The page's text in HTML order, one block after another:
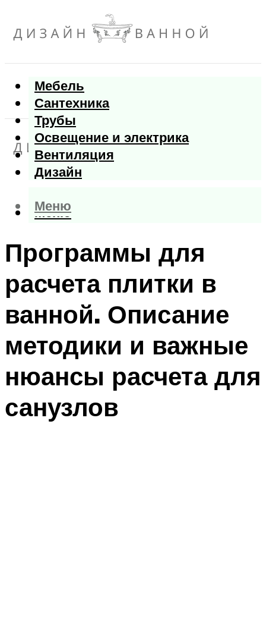
Мебель
Сантехника
Трубы
Освещение и электрика
Вентиляция
Дизайн
Меню
Меню
Программы для
расчета плитки в
ванной. Описание
методики и важные
нюансы расчета для
санузлов